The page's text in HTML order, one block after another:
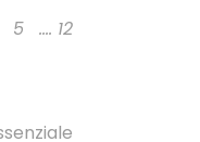
5 .... 12